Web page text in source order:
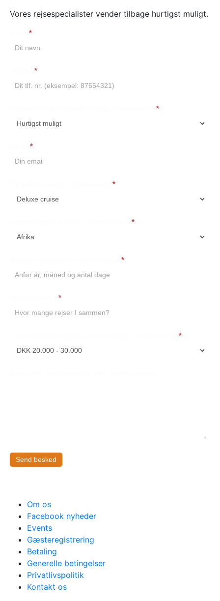
Vores rejsespecialister vender tilbage hurtigst muligt.
Booking
*
*
*
*
*
*
*
*
*
Send besked
Om os
Facebook nyheder
Events
Gæsteregistrering
Betaling
Generelle betingelser
Privatlivspolitik
Kontakt os